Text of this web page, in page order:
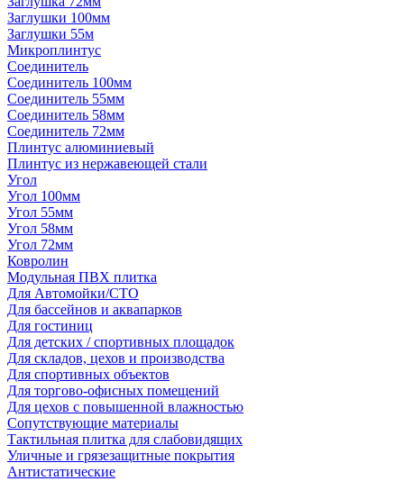
Заглушки 100мм
Заглушки 55м
Микроплинтус
Соединитель
Соединитель 100мм
Соединитель 55мм
Соединитель 58мм
Соединитель 72мм
Плинтус алюминиевый
Плинтус из нержавеющей стали
Угол
Угол 100мм
Угол 55мм
Угол 58мм
Угол 72мм
Ковролин
Модульная ПВХ плитка
Для Автомойки/СТО
Для бассейнов и аквапарков
Для гостиниц
Для детских / спортивных площадок
Для складов, цехов и производства
Для спортивных объектов
Для торгово-офисных помещений
Для цехов с повышенной влажностью
Сопутствующие материалы
Тактильная плитка для слабовидящих
Уличные и грязезащитные покрытия
Антистатические